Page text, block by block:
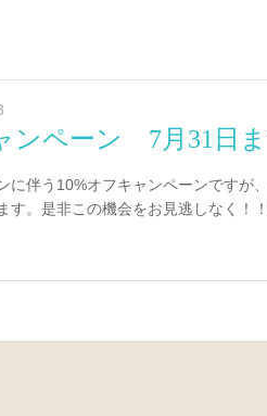
ンペーン 7月31日ま
に伴う10%オフキャンペーンですが
す。是非この機会をお見逃しなく！